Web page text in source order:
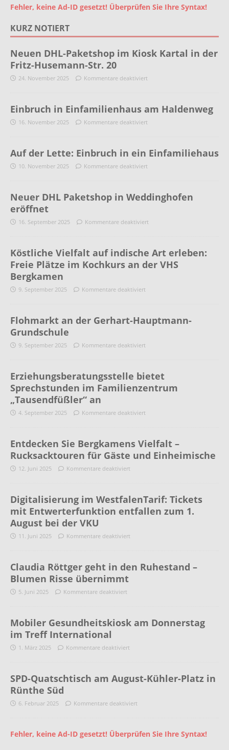
Fehler, keine Ad-ID gesetzt! Überprüfen Sie Ihre Syntax!
KURZ NOTIERT
Neuen DHL-Paketshop im Kiosk Kartal in der
Fritz-Husemann-Str. 20
24. November 2025 Kommentare deaktiviert
Einbruch in Einfamilienhaus am Haldenweg
16. November 2025 Kommentare deaktiviert
Auf der Lette: Einbruch in ein Einfamiliehaus
10. November 2025 Kommentare deaktiviert
Neuer DHL Paketshop in Weddinghofen
eröffnet
16. September 2025 Kommentare deaktiviert
Köstliche Vielfalt auf indische Art erleben:
Freie Plätze im Kochkurs an der VHS
Bergkamen
9. September 2025 Kommentare deaktiviert
Flohmarkt an der Gerhart-Hauptmann-
Grundschule
9. September 2025 Kommentare deaktiviert
Erziehungsberatungsstelle bietet
Sprechstunden im Familienzentrum
„Tausendfüßler“ an
4. September 2025 Kommentare deaktiviert
Entdecken Sie Bergkamens Vielfalt –
Rucksacktouren für Gäste und Einheimische
12. Juni 2025 Kommentare deaktiviert
Digitalisierung im WestfalenTarif: Tickets
mit Entwerterfunktion entfallen zum 1.
August bei der VKU
11. Juni 2025 Kommentare deaktiviert
Claudia Röttger geht in den Ruhestand –
Blumen Risse übernimmt
5. Juni 2025 Kommentare deaktiviert
Mobiler Gesundheitskiosk am Donnerstag
im Treff International
1. März 2025 Kommentare deaktiviert
SPD-Quatschtisch am August-Kühler-Platz in
Rünthe Süd
6. Februar 2025 Kommentare deaktiviert
Fehler, keine Ad-ID gesetzt! Überprüfen Sie Ihre Syntax!